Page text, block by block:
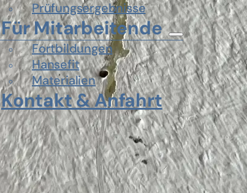
Prüfungsergebnisse
Für Mitarbeitende
Fortbildungen
Hansefit
Materialien
Kontakt & Anfahrt